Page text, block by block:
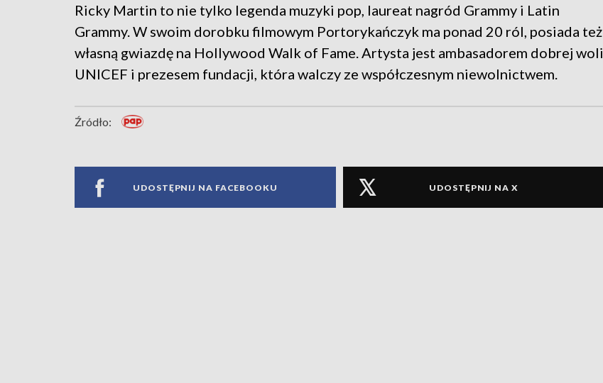
Ricky Martin to nie tylko legenda muzyki pop, laureat nagród Grammy i Latin
Grammy. W swoim dorobku filmowym Portorykańczyk ma ponad 20 ról, posiada też
własną gwiazdę na Hollywood Walk of Fame. Artysta jest ambasadorem dobrej woli
UNICEF i prezesem fundacji, która walczy ze współczesnym niewolnictwem.
Źródło:
UDOSTĘPNIJ NA FACEBOOKU UDOSTĘPNIJ NA X